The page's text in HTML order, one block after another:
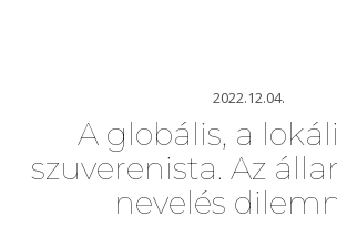
2022.12.04.
A globális, a
szuverenista. Az
nevelés